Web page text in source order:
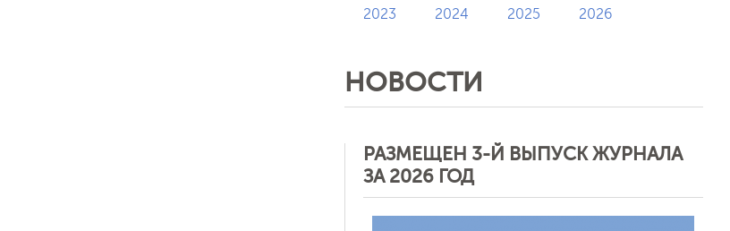
2023 2024 2025 2026
НОВОСТИ
РАЗМЕЩЕН 3-Й ВЫПУСК ЖУРНАЛА
ЗА 2026 ГОД